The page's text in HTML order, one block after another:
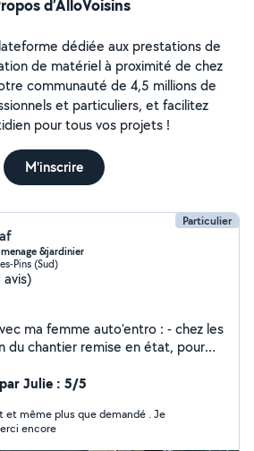
d’AlloVoisins
dédiée aux prestations de
de matériel à proximité de chez
communauté de 4,5 millions de
et particuliers, et facilitez
pour tous vos projets !
M'inscrire
Particulier
&jardinier
Pins (Sud)
avis)
ma femme auto'entro : - chez les
du chantier remise en état, pour
..) Aide Déménageurs Montage
Entretien, Piscine Peinture,
Julie : 5/5
même plus que demandé . Je
à 100% Merci encore